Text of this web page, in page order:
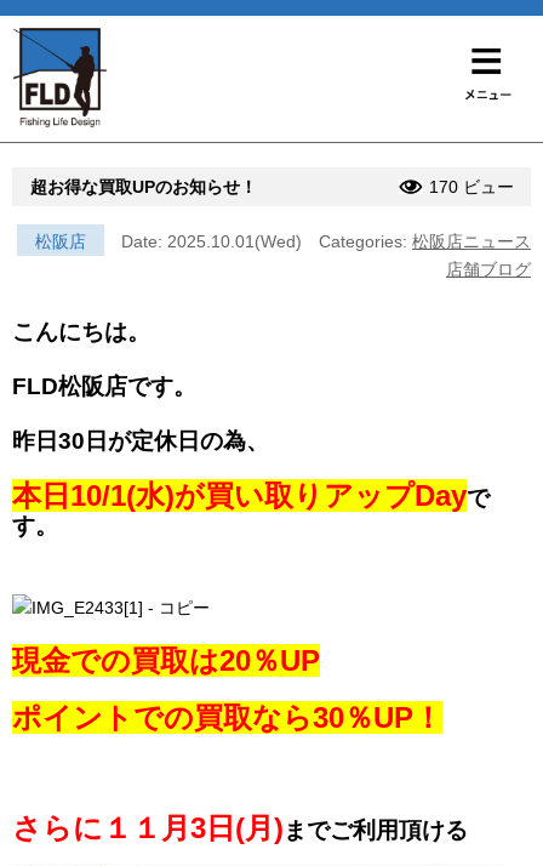
超お得な買取UPのお知らせ！ 170 ビュー
松阪店 Date: 2025.10.01(Wed) Categories: 松阪店ニュース
店舗ブログ
こんにちは。
FLD松阪店です。
昨日30日が定休日の為、
本日10/1(水)が買い取りアップDayで
す。
現金での買取は20％UP
ポイントでの買取なら30％UP！
さらに１１月3日(月)までご利用頂ける